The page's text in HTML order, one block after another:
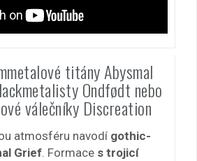
titány Abysmal
Ondfødt nebo
válečníky Discreation
atmosféru navodí gothic-
Grief . Formace s trojicí